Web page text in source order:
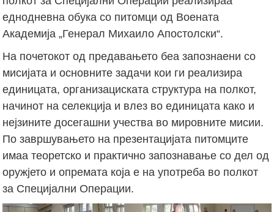
еднодневна обука со питомци од Воената
Академија „Генерал Михаило Апостолски“.
На почетокот од предавањето беа запознаени со
мисијата и основните задачи кои ги реализира
единицата, организациската структура на полкот,
начинот на селекција и влез во единицата како и
нејзините досегашни учества во мировните мисии.
По завршувањето на презентацијата питомците
имаа теоретско и практично запознавање со дел од
оружјето и опремата која е на употреба во полкот
за Специјални Операции.